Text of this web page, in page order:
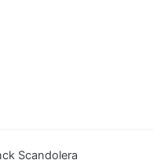
Scandolera